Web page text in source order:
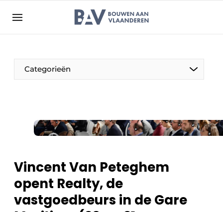
Bedrijven
Bouwen aan Vlaanderen | Platform voor de bouw
Evenement aanmelden
Meest gelezen
Nieuwsbrief
Podcasts
Categorieën
Vincent Van Peteghem
opent Realty, de
vastgoedbeurs in de Gare